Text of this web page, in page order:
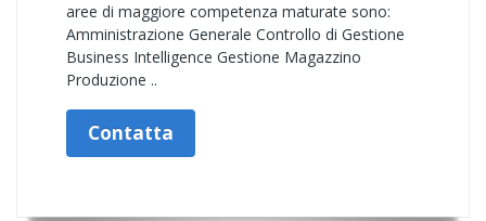
aree di maggiore competenza maturate sono:
Amministrazione Generale Controllo di Gestione
Business Intelligence Gestione Magazzino
Produzione ..
Contatta